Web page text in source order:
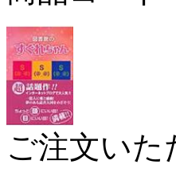
ご注文いた